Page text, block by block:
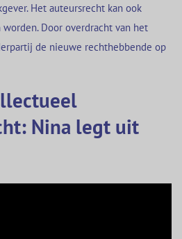
Het auteursrecht kan ook
Door overdracht van het
de nieuwe rechthebbende op
Nina legt uit